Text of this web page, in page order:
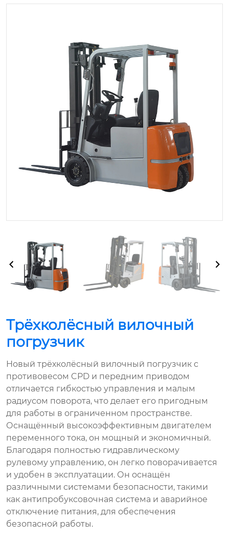
Трёхколёсный вилочный
погрузчик
Новый трёхколёсный вилочный погрузчик с
противовесом CPD и передним приводом
отличается гибкостью управления и малым
радиусом поворота, что делает его пригодным
для работы в ограниченном пространстве.
Оснащённый высокоэффективным двигателем
переменного тока, он мощный и экономичный.
Благодаря полностью гидравлическому
рулевому управлению, он легко поворачивается
и удобен в эксплуатации. Он оснащён
различными системами безопасности, такими
как антипробуксовочная система и аварийное
отключение питания, для обеспечения
безопасной работы.